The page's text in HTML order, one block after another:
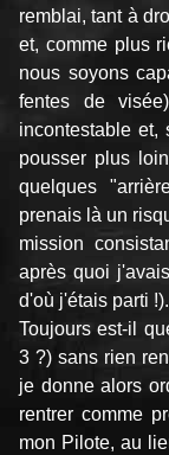
remblai, tant à
et, comme plus
nous soyons
fentes de
incontestable et,
pousser plus
quelques
prenais là un
mission
après quoi
d'où j'étais parti !).
Toujours est-il
3 ?) sans rien
je donne alors
rentrer comme
mon Pilote, au